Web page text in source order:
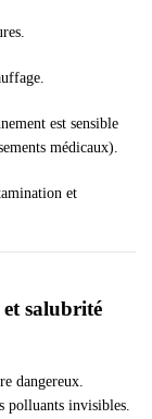
est sensible
médicaux).
et
salubrité
dangereux.
polluants invisibles.